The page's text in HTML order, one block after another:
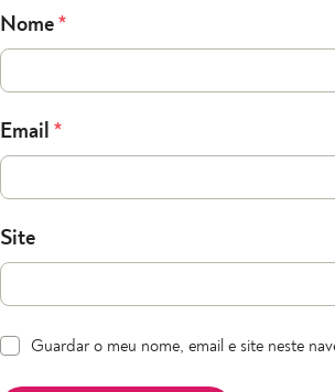
Nome *
Email *
Site
Guardar o meu nome, email e site neste